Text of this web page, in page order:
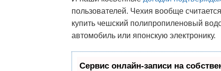
пользователей. Чехия вообще
купить чешский полипропиленовый
автомобиль или японскую электронику.
Сервис онлайн-записи на